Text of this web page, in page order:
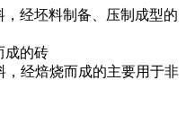
经坯料制备、压制成型的
成的砖
经焙烧而成的主要用于非